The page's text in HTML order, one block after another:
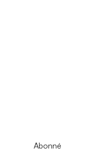
Abonné